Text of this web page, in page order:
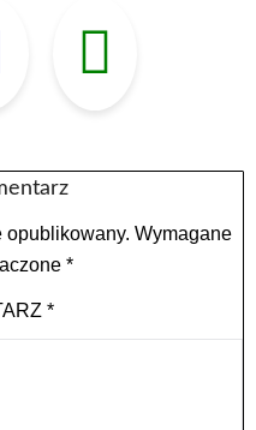
opublikowany. Wymagane
*
*